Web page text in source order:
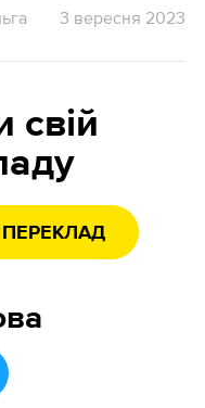
3 вересня 2023
свій